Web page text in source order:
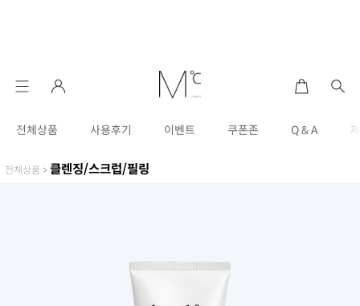
전체상품 사용후기 이벤트 쿠폰존 Q & A
전체상품 > 클렌징/스크럽/필링